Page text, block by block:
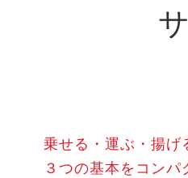
乗せる・運ぶ・揚げ
３つの基本をコン